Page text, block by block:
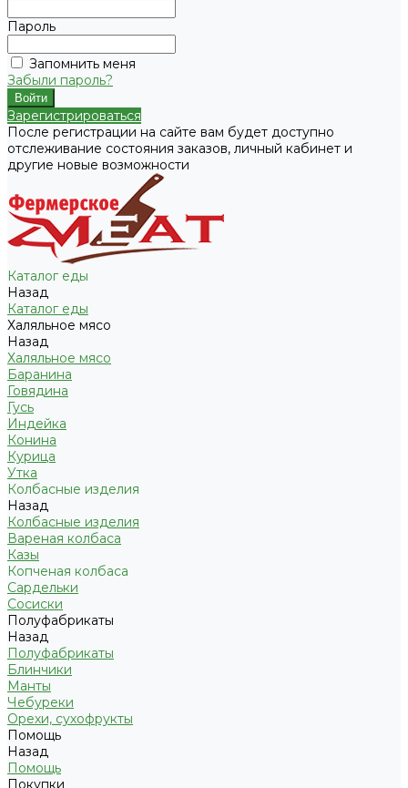
Пароль
Запомнить меня
Забыли пароль?
Зарегистрироваться
После регистрации на сайте вам будет доступно
отслеживание состояния заказов, личный кабинет и
другие новые возможности
Каталог еды
Назад
Каталог еды
Халяльное мясо
Назад
Халяльное мясо
Баранина
Говядина
Гусь
Индейка
Конина
Курица
Утка
Колбасные изделия
Назад
Колбасные изделия
Вареная колбаса
Казы
Копченая колбаса
Сардельки
Сосиски
Полуфабрикаты
Назад
Полуфабрикаты
Блинчики
Манты
Чебуреки
Орехи, сухофрукты
Помощь
Назад
Помощь
Покупки